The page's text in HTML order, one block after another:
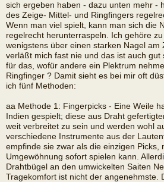
sich ergeben haben - dazu unten mehr -
des Zeige- Mittel- und Ringfingers
Wenn man viel spielt, kann man sich die
regelrecht herunterraspeln. Ich gehöre
wenigstens über einen starken Nagel am
verläßt mich fast nie und das ist auch gut
für das, wofür andere ein Plektrum
Ringfinger ? Damit sieht es bei mir oft
ich fünf Methoden:
aa Methode 1: Fingerpicks - Eine Weile
Indien gespielt; diese aus Draht
weit verbreitet zu sein und werden wohl
verschiedene Instrumente aus der
empfinde sie zwar als die einzigen Picks,
Umgewöhnung sofort spielen kann.
Drahtbügel an den umwickelten Saiten
Tragekomfort ist nicht der angenehmste.